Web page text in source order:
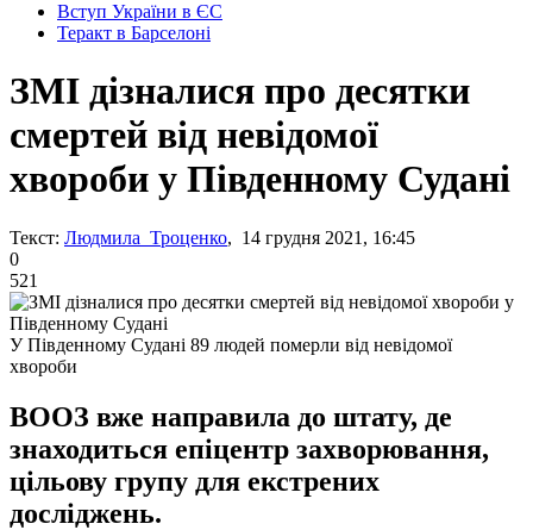
Вступ України в ЄС
Теракт в Барселоні
ЗМІ дізналися про десятки
смертей від невідомої
хвороби у Південному Судані
Текст: Людмила Троценко, 14 грудня 2021, 16:45
0
521
У Південному Судані 89 людей померли від невідомої
хвороби
ВООЗ вже направила до штату, де
знаходиться епіцентр захворювання,
цільову групу для екстрених
досліджень.